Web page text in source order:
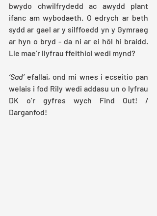
bwydo chwilfrydedd ac awydd plant
ifanc am wybodaeth. O edrych ar beth
sydd ar gael ar y silffoedd yn y Gymraeg
ar hyn o bryd - da ni ar ei hôl hi braidd.
Lle mae’r llyfrau ffeithiol wedi mynd?
‘Sad’ efallai, ond mi wnes i ecseitio pan
welais i fod Rily wedi addasu un o lyfrau
DK o’r gyfres wych Find Out! /
Darganfod!